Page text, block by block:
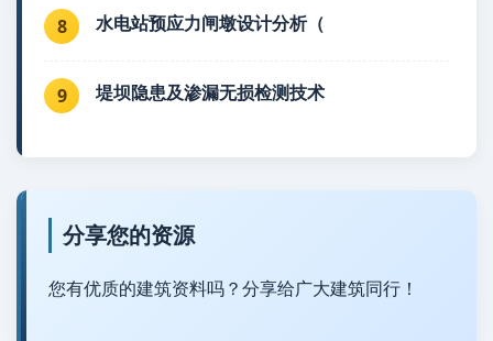
8 水电站预应力闸墩设计分析（
9 堤坝隐患及渗漏无损检测技术
分享您的资源
您有优质的建筑资料吗？分享给广大建筑同行！